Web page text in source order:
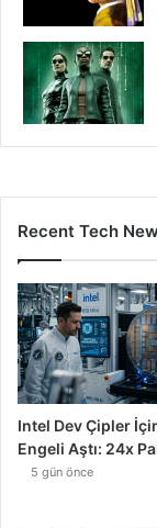
Recent Tech
Intel Dev Çipler
Engeli Aştı: 24x
5 gün önce